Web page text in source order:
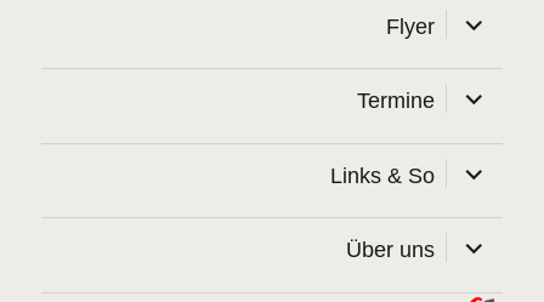
Flyer öffnen
Termine öffnen
Links & So öffnen
Über uns öffnen